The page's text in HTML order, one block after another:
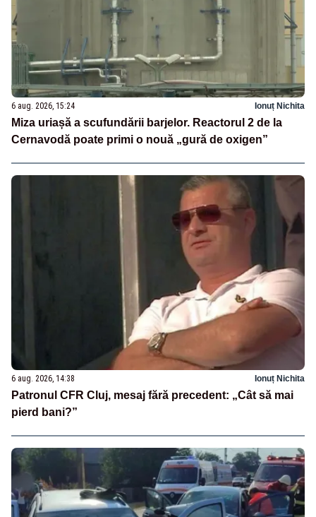
6 aug. 2026, 15:24 Ionuț Nichita
Miza uriașă a scufundării barjelor. Reactorul 2 de la
Cernavodă poate primi o nouă „gură de oxigen”
6 aug. 2026, 14:38 Ionuț Nichita
Patronul CFR Cluj, mesaj fără precedent: „Cât să mai
pierd bani?”